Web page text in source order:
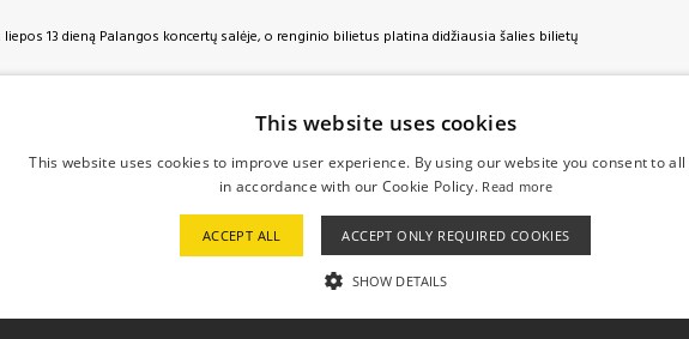
13 dieną Palangos koncertų salėje, o renginio bilietus platina didžiausia šalies bilietų
This website uses cookies
This website uses cookies to improve user experience. By using our website you consent to all
in accordance with our Cookie Policy. Read more
ACCEPT ALL ACCEPT ONLY REQUIRED COOKIES
SHOW DETAILS
STRICTLY NECESSARY PERFORMANCE TARGETING UNCLASSIFIED